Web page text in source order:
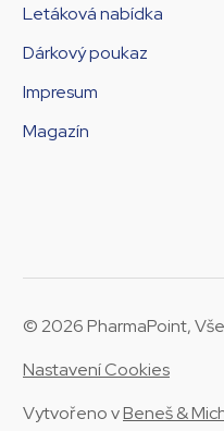
Letáková nabídka
Dárkový poukaz
Impresum
Magazín
© 2026 PharmaPoint,
Nastavení Cookies
Vytvořeno vBeneš &